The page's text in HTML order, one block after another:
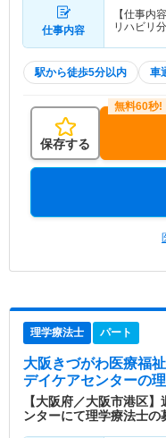
仕事内容
【仕事内
リハビリ
駅から徒歩5分以内 車
保存する
理学療法士 パート
大阪きづがわ医療福
デイケアセンターの
【大阪府／大阪市港区
ンターにて理学療法士の